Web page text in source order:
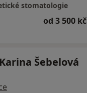
stomatologie
od 3 500 kč
Šebelová